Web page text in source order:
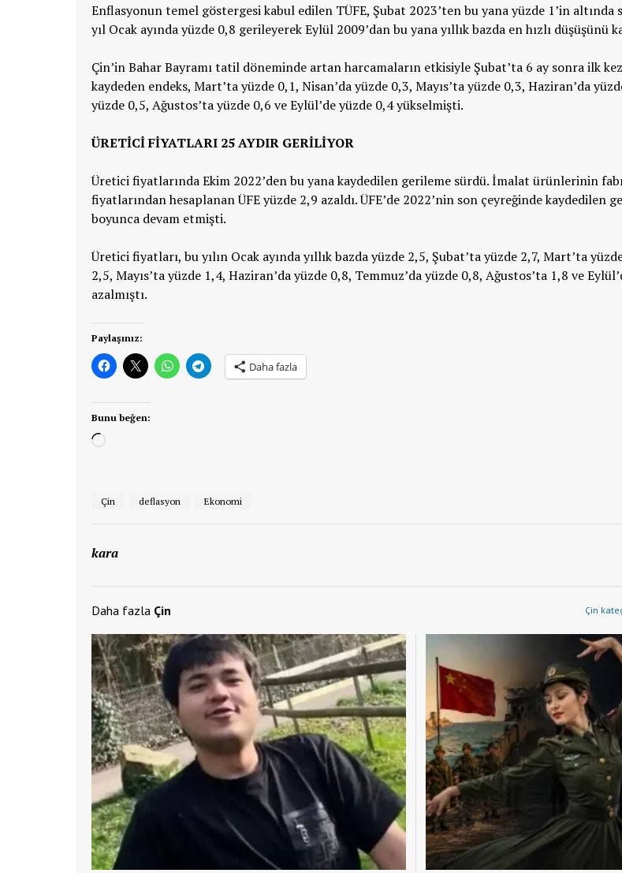
Enflasyonun temel göstergesi kabul edilen TÜFE, Şubat 2023’ten bu yana yüzde 1’in altında
yıl Ocak ayında yüzde 0,8 gerileyerek Eylül 2009’dan bu yana yıllık bazda en hızlı düşüşünü
Çin’in Bahar Bayramı tatil döneminde artan harcamaların etkisiyle Şubat’ta 6 ay sonra ilk
kaydeden endeks, Mart’ta yüzde 0,1, Nisan’da yüzde 0,3, Mayıs’ta yüzde 0,3, Haziran’da
yüzde 0,5, Ağustos’ta yüzde 0,6 ve Eylül’de yüzde 0,4 yükselmişti.
ÜRETICI FIYATLARI 25 AYDIR GERILIYOR
Üretici fiyatlarında Ekim 2022’den bu yana kaydedilen gerileme sürdü. İmalat ürünlerinin
fiyatlarından hesaplanan ÜFE yüzde 2,9 azaldı. ÜFE’de 2022’nin son çeyreğinde kaydedilen
boyunca devam etmişti.
Üretici fiyatları, bu yılın Ocak ayında yıllık bazda yüzde 2,5, Şubat’ta yüzde 2,7, Mart’ta
2,5, Mayıs’ta yüzde 1,4, Haziran’da yüzde 0,8, Temmuz’da yüzde 0,8, Ağustos’ta 1,8 ve
azalmıştı.
Paylaşınız:
Daha fazla
Bunu beğen:
Yükleniyor...
Çin deflasyon Ekonomi
kara
Daha fazla Çin Çin